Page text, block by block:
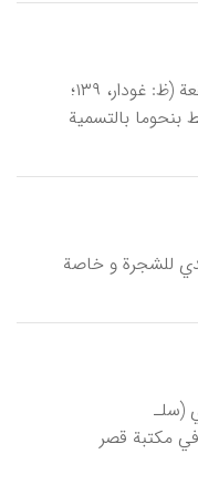
إسْماعيل،‌إمامْ‌‌زاده، بقعة تعود إلى أحد أعقاب الإمام الحسن (ع) في أصفهان، و قد ذكرت سلسلة نسب إسماعيل في نقش البقعة (ظ: غودار، ۱۳۹؛
بنحوما بالتسمية
۵۰). اعتبر الإسليمي الرمز التجريدي للشجرة و خاصة
(سلـ‍
في مكتبة قصر